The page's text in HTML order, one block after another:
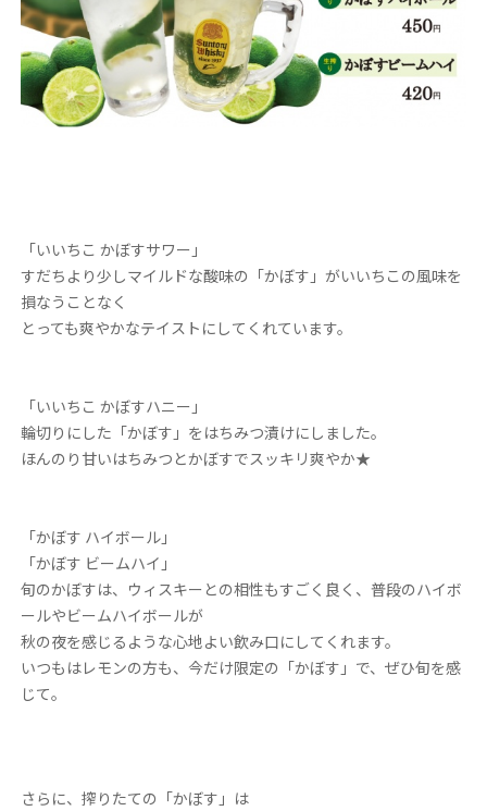
「いいちこ かぼすサワー」
すだちより少しマイルドな酸味の「かぼす」がいいちこの風味を
損なうことなく
とっても爽やかなテイストにしてくれています。
「いいちこ かぼすハニー」
輪切りにした「かぼす」をはちみつ漬けにしました。
ほんのり甘いはちみつとかぼすでスッキリ爽やか★
「かぼす ハイボール」
「かぼす ビームハイ」
旬のかぼすは、ウィスキーとの相性もすごく良く、普段のハイボ
ールやビームハイボールが
秋の夜を感じるような心地よい飲み口にしてくれます。
いつもはレモンの方も、今だけ限定の「かぼす」で、ぜひ旬を感
じて。
さらに、搾りたての「かぼす」は